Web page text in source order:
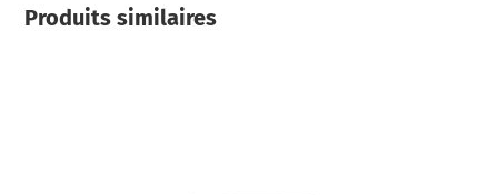
Produits similaires